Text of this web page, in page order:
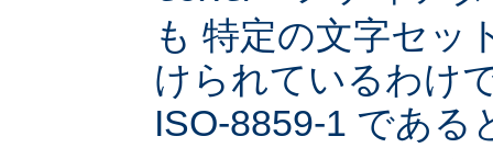
も 特定の文字セッ
けられているわけ
ISO-8859-1 である